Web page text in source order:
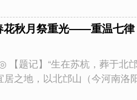
花秋月祭重光——重温七律
题记】“生在苏杭，葬于北邙
之地，以北邙山（今河南洛